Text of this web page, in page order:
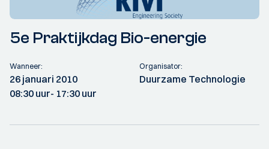
5e Praktijkdag Bio-energie
Wanneer:
26 januari 2010
08:30 uur- 17:30 uur
Organisator:
Duurzame Technologie